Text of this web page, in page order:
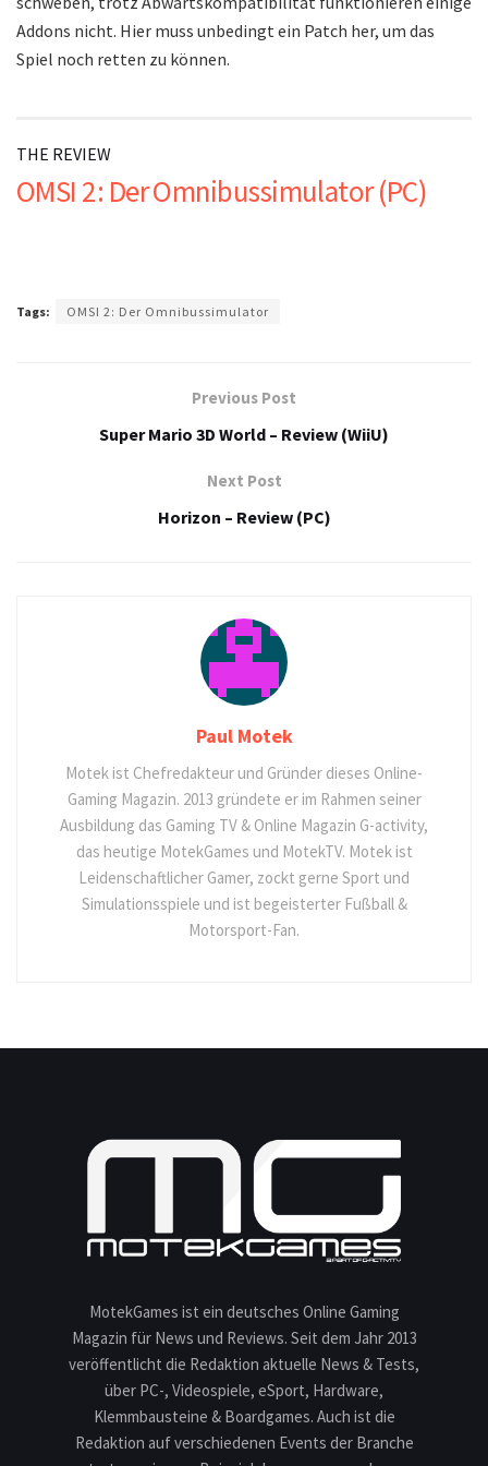
Addons nicht. Hier muss unbedingt ein Patch her, um das
Spiel noch retten zu können.
THE REVIEW
OMSI 2: Der Omnibussimulator (PC)
Tags: OMSI 2: Der Omnibussimulator
Previous Post
Super Mario 3D World – Review (WiiU)
Next Post
Horizon – Review (PC)
Paul Motek
Motek ist Chefredakteur und Gründer dieses Online-
Gaming Magazin. 2013 gründete er im Rahmen seiner
Ausbildung das Gaming TV & Online Magazin G-activity,
das heutige MotekGames und MotekTV. Motek ist
Leidenschaftlicher Gamer, zockt gerne Sport und
Simulationsspiele und ist begeisterter Fußball &
Motorsport-Fan.
MotekGames ist ein deutsches Online Gaming
Magazin für News und Reviews. Seit dem Jahr 2013
veröffentlicht die Redaktion aktuelle News & Tests,
über PC-, Videospiele, eSport, Hardware,
Klemmbausteine & Boardgames. Auch ist die
Redaktion auf verschiedenen Events der Branche